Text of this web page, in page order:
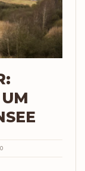
0